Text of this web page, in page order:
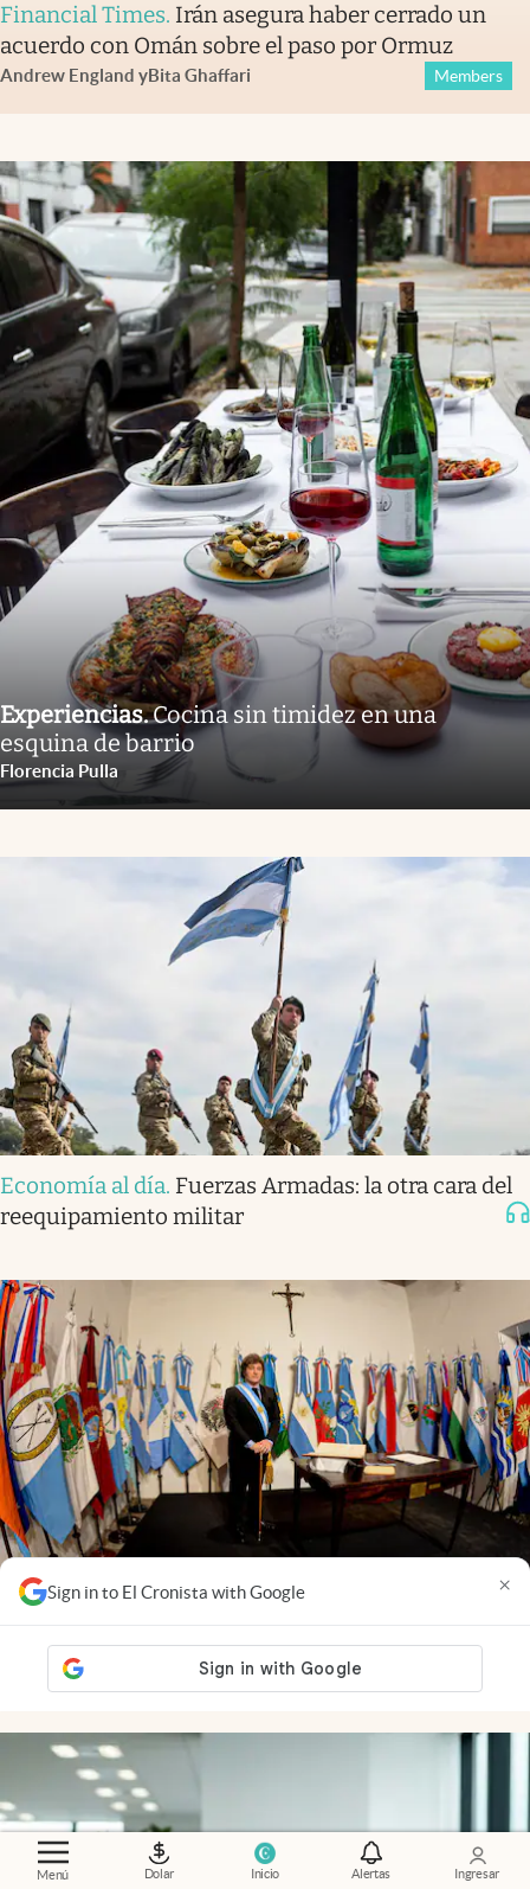
Menú Dolar Inicio Alertas Ingresar
Sign in to El Cronista with Google ×
Financial Times. Irán asegura haber cerrado un
acuerdo con Omán sobre el paso por Ormuz
Andrew England yBita Ghaffari Members
Experiencias.Cocina sin timidez en una
esquina de barrio
Florencia Pulla
Economía al día. Fuerzas Armadas: la otra cara del
reequipamiento militar
Economía al día.Las provincias recibieron más
fondos en julio, pero todavía no recuperan lo
perdido